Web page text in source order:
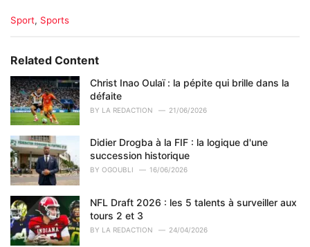
C
e
o
r
i
e
:
Sport, Sports
Related Content
Christ Inao Oulaï : la pépite qui brille dans la
défaite
BY LA REDACTION 21/06/2026
Didier Drogba à la FIF : la logique d'une
succession historique
BY OGOUBLI 16/06/2026
NFL Draft 2026 : les 5 talents à surveiller aux
tours 2 et 3
BY LA REDACTION 24/04/2026